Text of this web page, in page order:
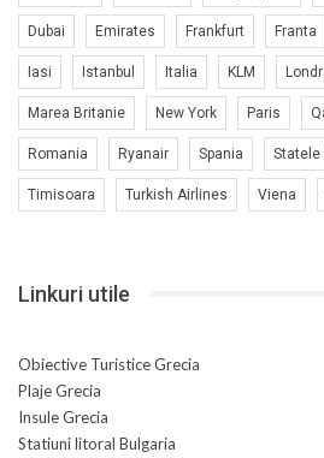
Dubai Emirates Frankfurt Franta
Iasi Istanbul Italia KLM
Marea Britanie New York Paris
Romania Ryanair Spania Statele
Timisoara Turkish Airlines Viena
Linkuri utile
Obiective Turistice Grecia
Plaje Grecia
Insule Grecia
Statiuni litoral Bulgaria